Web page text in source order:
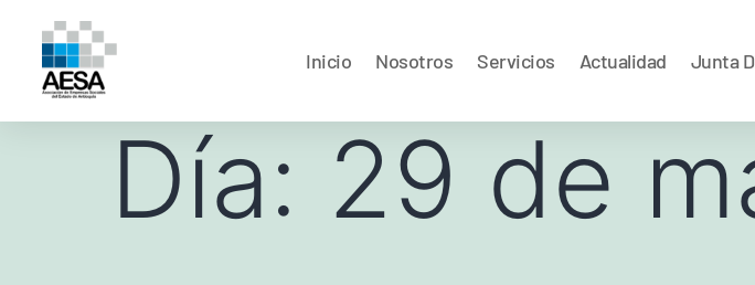
Inicio Nosotros Servicios Actualidad Junta
Día: 29 de